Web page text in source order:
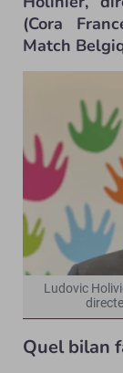
(Cora
Match
Ludovic
Quel bilan